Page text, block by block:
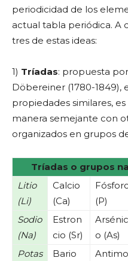
periodicidad de los
actual tabla periódica. A
tres de estas ideas:
1) Tríadas: propuesta
Döbereiner (1780-1849),
propiedades similares,
manera semejante con
organizados en grupos
Tríadas o grupos
Litio
(Li)
Calcio
(Ca)
(P)
Sodio
(Na)
Estron
cio (Sr)
Arsénic
o (As)
Potas
Bario Antimo